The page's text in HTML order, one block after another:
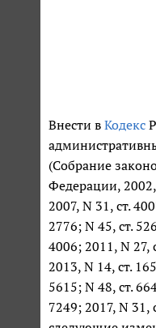
Внести в Кодекс
(Собрание
Федерации, 2002,
2007, N 31, ст.
2776; N 45, ст.
4006; 2011, N 27,
2013, N 14, ст.
5615; N 48, ст.
7249; 2017, N 31,